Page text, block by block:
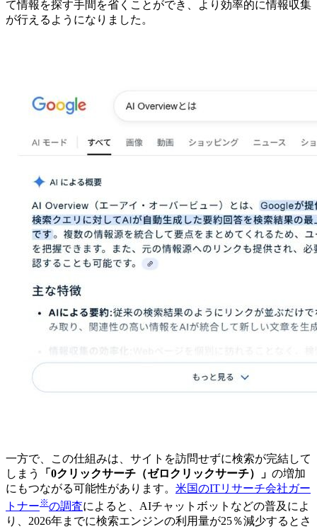
て情報を探す手間を省くことができ、より効率的に情報収集
が行えるようになりました。
一方で、この仕組みは、サイトを訪問せずに検索が完結して
しまう
「0クリックサーチ（ゼロクリックサーチ）」 の増加
にもつながる可能性があります。 米国のITリサーチ会社ガー
トナー ※の調査によると、AIチャットボットなどの普及によ
り、2026年までに検索エンジンの利用量が25％減少するとさ